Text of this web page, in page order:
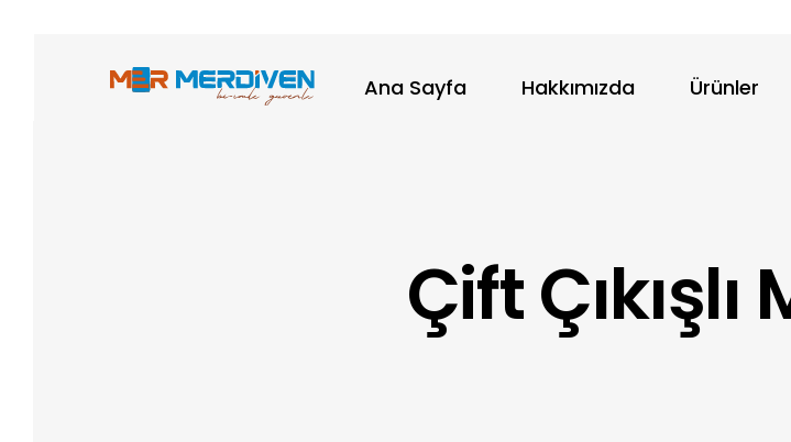
Ana Sayfa Hakkımızda Ürünler
Çift